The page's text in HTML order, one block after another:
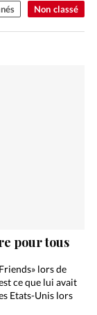
Non classé
pour tous
lors de
ce que lui avait
Etats-Unis lors